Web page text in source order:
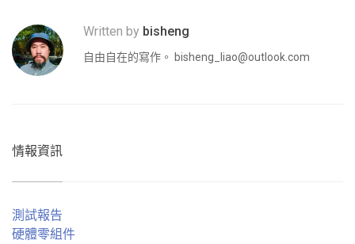
Written by bisheng
自由自在的寫作。 bisheng_liao@outlook.com
情報資訊
測試報告
硬體零組件